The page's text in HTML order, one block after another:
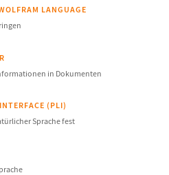
LANGUAGE
in Dokumenten
(PLI)
Sprache fest